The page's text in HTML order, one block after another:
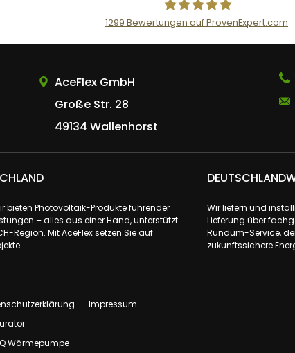
AceFlex GmbH
1299 Bewertungen auf ProvenExpert.com
AceFlex GmbH
Große Str. 28
49134 Wallenhorst
bieten Photovoltaik-Produkte führender
– alles aus einer Hand, unterstützt
Region. Mit AceFlex setzen Sie auf
Wir liefern und
Lieferung über
Rundum-Service,
zukunftssichere
Impressum
Wärmepumpe